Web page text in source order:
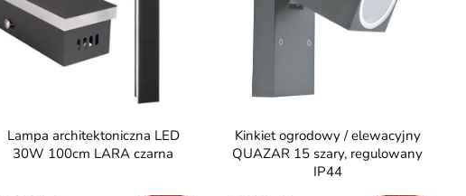
Lampa architektoniczna LED
30W 100cm LARA czarna
Kinkiet ogrodowy / elewacyjny
QUAZAR 15 szary, regulowany
IP44